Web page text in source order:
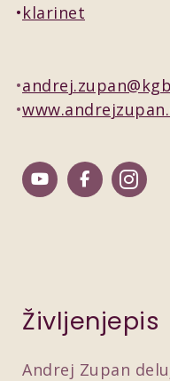
klarinet
Življenjepis
Andrej Zupan